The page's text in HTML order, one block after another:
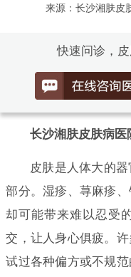
来源：长沙湘肤皮
快速问诊，
长沙湘肤皮肤病医
皮肤是人体大的
部分。湿疹、荨麻疹
却可能带来难以忍受
交，让人身心俱疲。
试过各种偏方或不规